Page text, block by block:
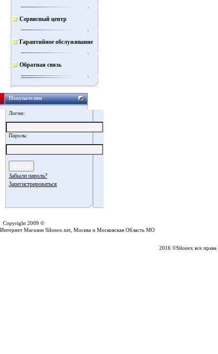
Сервисный центр
Гарантийное обслуживание
Обратная связь
Покупателям
Логин:
Пароль:
Забыли пароль?
Зарегистрироваться
Copyright 2009 ©
Интернет Магазин Silonex.net, Москва и Московская Область МО
2016 ©Silonex все